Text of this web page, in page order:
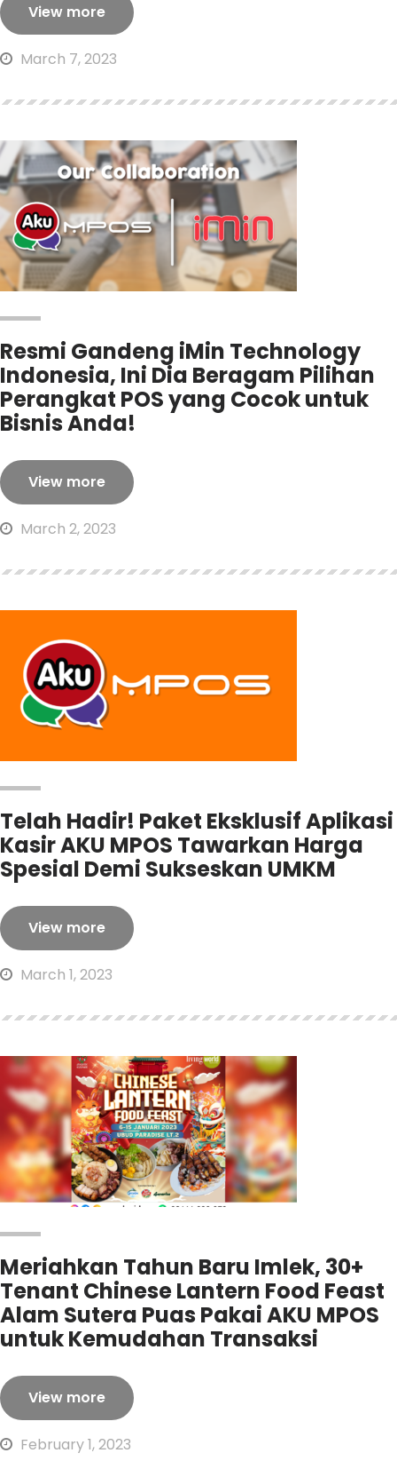
View more
March 7, 2023
Resmi Gandeng iMin Technology
Indonesia, Ini Dia Beragam Pilihan
Perangkat POS yang Cocok untuk
Bisnis Anda!
View more
March 2, 2023
Telah Hadir! Paket Eksklusif Aplikasi
Kasir AKU MPOS Tawarkan Harga
Spesial Demi Sukseskan UMKM
View more
March 1, 2023
Meriahkan Tahun Baru Imlek, 30+
Tenant Chinese Lantern Food Feast
Alam Sutera Puas Pakai AKU MPOS
untuk Kemudahan Transaksi
View more
February 1, 2023